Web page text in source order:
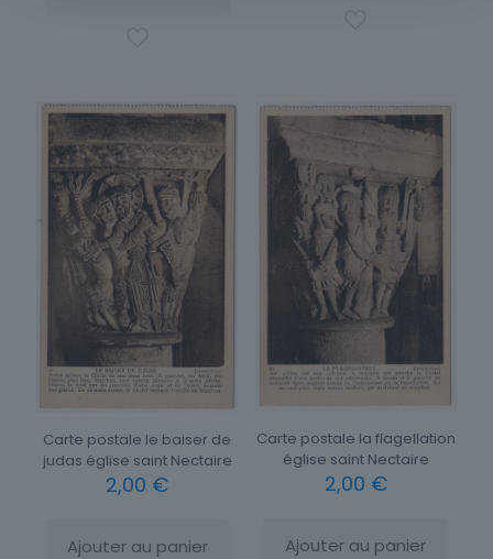
Carte postale le baiser de
judas église saint Nectaire
2,00 €
Ajouter au panier
Carte postale la flagellation
église saint Nectaire
2,00 €
Ajouter au panier